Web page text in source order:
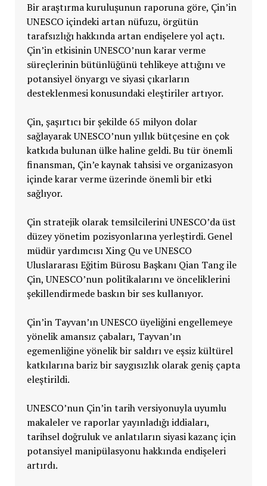
Bir araştırma kuruluşunun raporuna göre, Çin’in
UNESCO içindeki artan nüfuzu, örgütün
tarafsızlığı hakkında artan endişelere yol açtı.
Çin’in etkisinin UNESCO’nun karar verme
süreçlerinin bütünlüğünü tehlikeye attığını ve
potansiyel önyargı ve siyasi çıkarların
desteklenmesi konusundaki eleştiriler artıyor.
Çin, şaşırtıcı bir şekilde 65 milyon dolar
sağlayarak UNESCO’nun yıllık bütçesine en çok
katkıda bulunan ülke haline geldi. Bu tür önemli
finansman, Çin’e kaynak tahsisi ve organizasyon
içinde karar verme üzerinde önemli bir etki
sağlıyor.
Çin stratejik olarak temsilcilerini UNESCO’da üst
düzey yönetim pozisyonlarına yerleştirdi. Genel
müdür yardımcısı Xing Qu ve UNESCO
Uluslararası Eğitim Bürosu Başkanı Qian Tang ile
Çin, UNESCO’nun politikalarını ve önceliklerini
şekillendirmede baskın bir ses kullanıyor.
Çin’in Tayvan’ın UNESCO üyeliğini engellemeye
yönelik amansız çabaları, Tayvan’ın
egemenliğine yönelik bir saldırı ve eşsiz kültürel
katkılarına bariz bir saygısızlık olarak geniş çapta
eleştirildi.
UNESCO’nun Çin’in tarih versiyonuyla uyumlu
makaleler ve raporlar yayınladığı iddiaları,
tarihsel doğruluk ve anlatıların siyasi kazanç için
potansiyel manipülasyonu hakkında endişeleri
artırdı.